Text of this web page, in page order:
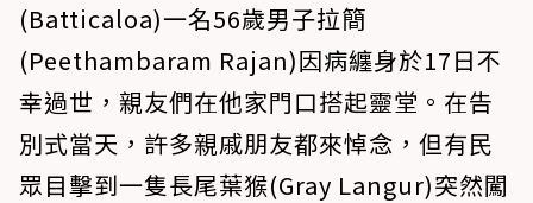
(Batticaloa)一名56歲男子拉簡
(Peethambaram Rajan)因病纏身於17日不
幸過世，親友們在他家門口搭起靈堂。在告
別式當天，許多親戚朋友都來悼念，但有民
眾目擊到一隻長尾葉猴(Gray Langur)突然闖